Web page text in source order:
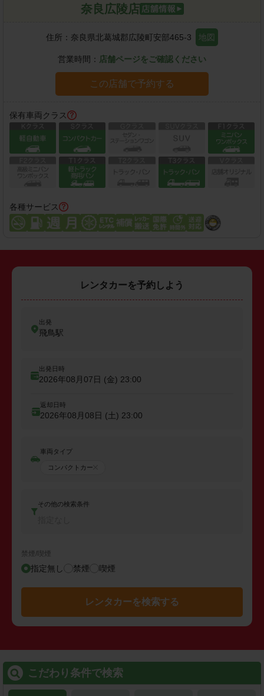
奈良広陵店
住所： 奈良県北葛城郡広陵町安部465-3 地図
営業時間： 店舗ページをご確認ください
この店舗で予約する
保有車両クラス
各種サービス
レンタカーを予約しよう
出発
飛鳥駅
出発日時
2026年08月07日 (金) 23:00
返却日時
2026年08月08日 (土) 23:00
車両タイプ
コンパクトカー
その他の検索条件
禁煙/喫煙
指定無し 禁煙 喫煙
レンタカーを検索する
こだわり条件で検索